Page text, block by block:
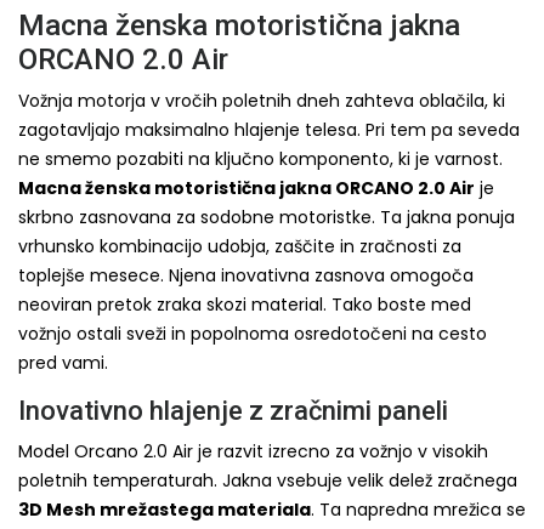
Macna ženska motoristična jakna
ORCANO 2.0 Air
Vožnja motorja v vročih poletnih dneh zahteva oblačila, ki
zagotavljajo maksimalno hlajenje telesa. Pri tem pa seveda
ne smemo pozabiti na ključno komponento, ki je varnost.
Macna ženska motoristična jakna ORCANO 2.0 Air je
skrbno zasnovana za sodobne motoristke. Ta jakna ponuja
vrhunsko kombinacijo udobja, zaščite in zračnosti za
toplejše mesece. Njena inovativna zasnova omogoča
neoviran pretok zraka skozi material. Tako boste med
vožnjo ostali sveži in popolnoma osredotočeni na cesto
pred vami.
Inovativno hlajenje z zračnimi paneli
Model Orcano 2.0 Air je razvit izrecno za vožnjo v visokih
poletnih temperaturah. Jakna vsebuje velik delež zračnega
3D Mesh mrežastega materiala. Ta napredna mrežica se